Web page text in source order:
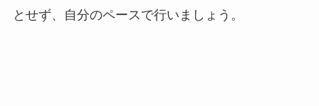
とせず、自分のペースで行いましょう。